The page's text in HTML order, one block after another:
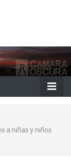
a niñas y niños